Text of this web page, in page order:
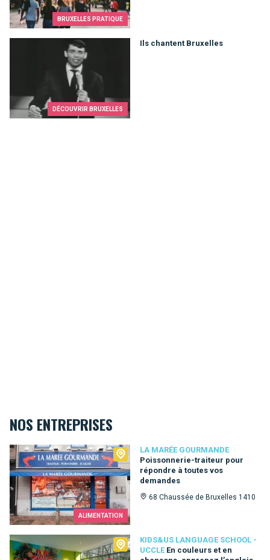
BRUXELLES PRATIQUE
DÉCOUVRIR BRUXELLES
Ils chantent Bruxelles
Ils chantent Bruxelles
NOS ENTREPRISES
ALIMENTATION
LA MARÉE GOURMANDE
Poissonnerie-traiteur pour
répondre à toutes vos
demandes
68 Chaussée de Bruxelles 1410
La Marée Gourmande
KIDS&US LANGUAGE SCHOOL -
UCCLE En couleurs et en
Kids&Us language school - Uccle